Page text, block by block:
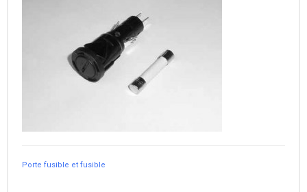
Porte fusible et fusible